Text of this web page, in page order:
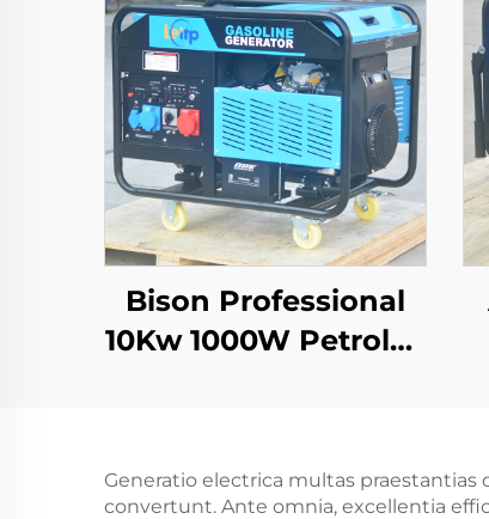
Bison Professional
10Kw 1000W Petrolae
Frequentia Output
Generatio electrica multas
convertunt. Ante omnia, excellentia